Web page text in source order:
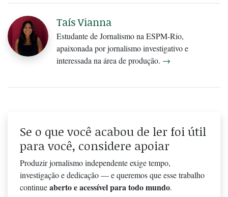
Taís Vianna
Estudante de Jornalismo na ESPM-Rio,
apaixonada por jornalismo investigativo e
interessada na área de produção. →
Se o que você acabou de ler foi útil
para você, considere apoiar
Produzir jornalismo independente exige tempo,
investigação e dedicação — e queremos que esse trabalho
continueaberto e acessível para todo mundo.